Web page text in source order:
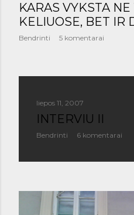
KARAS VYKSTA
KELIUOSE, BET IR
Bendrinti 5 komentarai
liepos 11, 2007
INTERVIU II
Bendrinti 6 komentarai